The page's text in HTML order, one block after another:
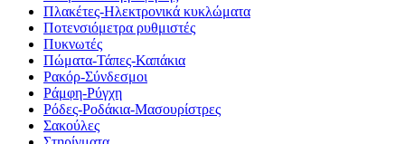
Πλακέτες-Ηλεκτρονικά κυκλώματα
Ποτενσιόμετρα ρυθμιστές
Πυκνωτές
Πώματα-Τάπες-Καπάκια
Ρακόρ-Σύνδεσμοι
Ράμφη-Ρύγχη
Ρόδες-Ροδάκια-Μασουρίστρες
Σακούλες